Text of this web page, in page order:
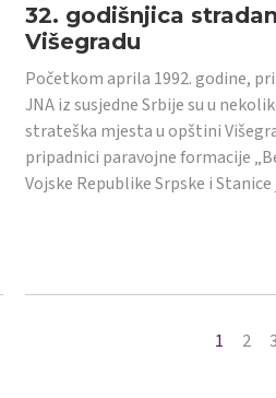
32. godišnjica
Višegradu
Početkom aprila 1992. godine,
JNA iz susjedne Srbije su u
strateška mjesta u opštini
pripadnici paravojne formacije
Vojske Republike Srpske i Stanice
1 2 3